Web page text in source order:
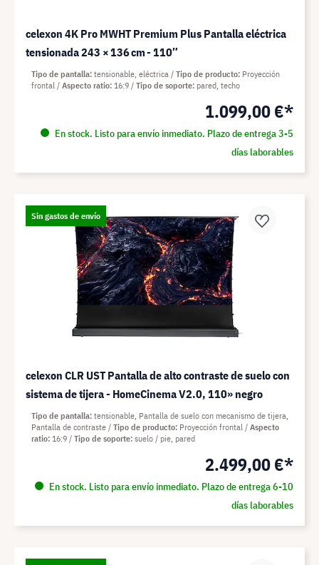
celexon 4K Pro MWHT Premium Plus Pantalla eléctrica
tensionada 243 × 136 cm - 110″
1.099,00 €*
En stock. Listo para envío inmediato. Plazo de entrega 3-5
días laborables
Tipo de pantalla tensionable, eléctrica Tipo de producto Proyección
frontal
Aspecto ratio 16:9 Tipo de soporte pared, techo
Sin gastos de envío
celexon CLR UST Pantalla de alto contraste de suelo con
sistema de tijera - HomeCinema V2.0, 110» negro
2.499,00 €*
En stock. Listo para envío inmediato. Plazo de entrega 6-10
días laborables
Tipo de pantalla tensionable, Pantalla de suelo con mecanismo de tijera,
Pantalla de contraste
Tipo de producto Proyección frontal
Aspecto
ratio 16:9 Tipo de soporte suelo / pie, pared